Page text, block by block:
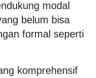
modal
belum bisa
formal seperti
komprehensif